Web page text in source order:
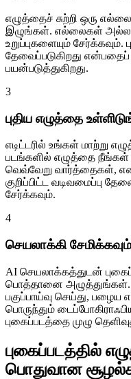
எழுத்தைச் சுற்றி ஒரு
இழுங்கள். எல்லைகள்
உறுப்புகளையும்
தேவைப்படுகிறது
பயன்படுத்துகிறது.
3
புதிய எழுத்தை
எடிட்டரில் உங்கள் மாற்று
படங்களில் எழுத்தை நீங்கள்
வெவ்வேறு வார்த்தைகள்,
குறிப்பிட்ட வடிவமைப்பு
சேர்க்கவும்.
4
செயலாக்கி சேமிக்கவும்
AI செயலாக்கத்துடன்
பொத்தானை
பகுப்பாய்வு செய்து, பழைய
பொருந்தும்
புகைப்படத்தை முழு
புகைப்படத்தில்
பொதுவான